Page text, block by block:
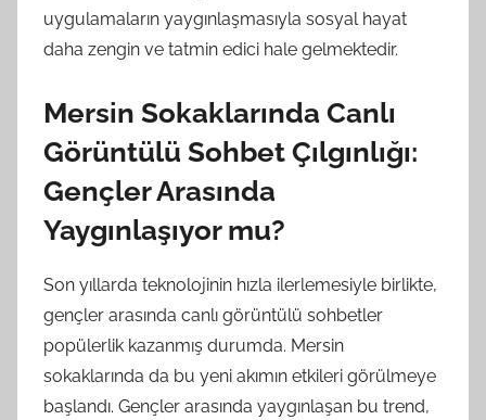
uygulamaların yaygınlaşmasıyla sosyal hayat
daha zengin ve tatmin edici hale gelmektedir.
Mersin Sokaklarında Canlı
Görüntülü Sohbet Çılgınlığı:
Gençler Arasında
Yaygınlaşıyor mu?
Son yıllarda teknolojinin hızla ilerlemesiyle birlikte,
gençler arasında canlı görüntülü sohbetler
popülerlik kazanmış durumda. Mersin
sokaklarında da bu yeni akımın etkileri görülmeye
başlandı. Gençler arasında yaygınlaşan bu trend,